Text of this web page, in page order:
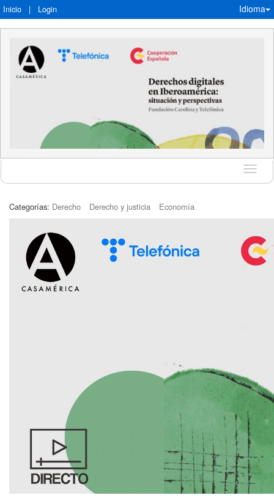
Inicio | Login Idioma
Idioma
Categorías: Derecho Derecho y justicia Economía